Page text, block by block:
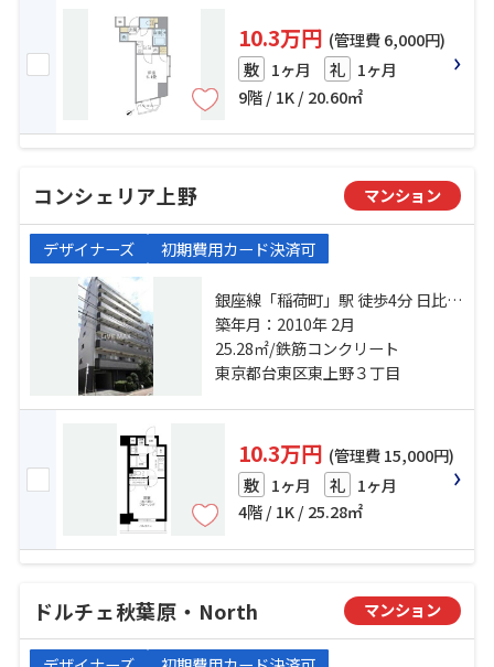
10.3万円 (管理費 6,000円)
敷 1ヶ月 礼 1ヶ月
9階 / 1K / 20.60㎡
コンシェリア上野 マンション
デザイナーズ 初期費用カード決済可
銀座線「稲荷町」駅 徒歩4分 日比谷
線「上野」駅 徒歩5分 都営大江戸線
「新御徒町」駅 徒歩5分
築年月：2010年 2月
25.28㎡/鉄筋コンクリート
東京都台東区東上野３丁目
10.3万円 (管理費 15,000円)
敷 1ヶ月 礼 1ヶ月
4階 / 1K / 25.28㎡
ドルチェ秋葉原・North マンション